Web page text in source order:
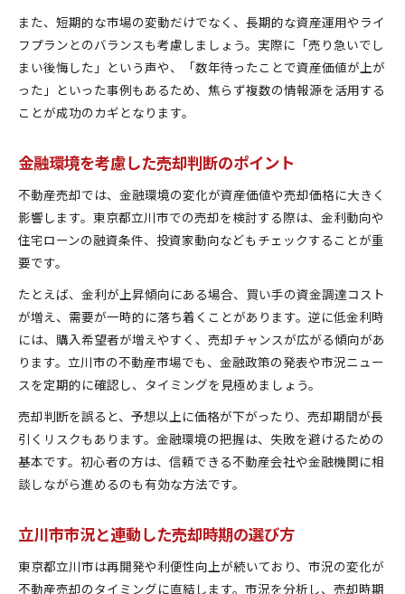
また、短期的な市場の変動だけでなく、長期的な資産運用やライ
フプランとのバランスも考慮しましょう。実際に「売り急いでし
まい後悔した」という声や、「数年待ったことで資産価値が上が
った」といった事例もあるため、焦らず複数の情報源を活用する
ことが成功のカギとなります。
金融環境を考慮した売却判断のポイント
不動産売却では、金融環境の変化が資産価値や売却価格に大きく
影響します。東京都立川市での売却を検討する際は、金利動向や
住宅ローンの融資条件、投資家動向などもチェックすることが重
要です。
たとえば、金利が上昇傾向にある場合、買い手の資金調達コスト
が増え、需要が一時的に落ち着くことがあります。逆に低金利時
には、購入希望者が増えやすく、売却チャンスが広がる傾向があ
ります。立川市の不動産市場でも、金融政策の発表や市況ニュー
スを定期的に確認し、タイミングを見極めましょう。
売却判断を誤ると、予想以上に価格が下がったり、売却期間が長
引くリスクもあります。金融環境の把握は、失敗を避けるための
基本です。初心者の方は、信頼できる不動産会社や金融機関に相
談しながら進めるのも有効な方法です。
立川市市況と連動した売却時期の選び方
東京都立川市は再開発や利便性向上が続いており、市況の変化が
不動産売却のタイミングに直結します。市況を分析し、売却時期